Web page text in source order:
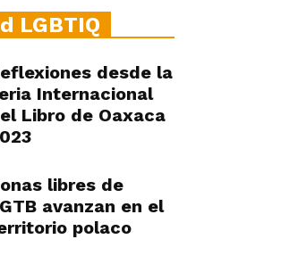
LGBTIQ
desde la
Internacional
Libro de Oaxaca
libres de
avanzan en el
polaco